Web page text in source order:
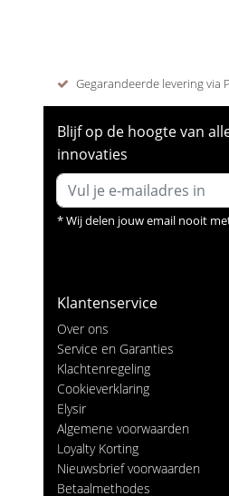
Gegarandeerde levering via
Blijf op de hoogte van
innovaties
* Wij delen jouw email nooit
Klantenservice
Over ons
Service en Garanties
Klachtenregeling
Cookieverklaring
Elysir
Algemene voorwaarden
Loyalty Korting
Nieuwsbrief voorwaarden
Betaalmethodes